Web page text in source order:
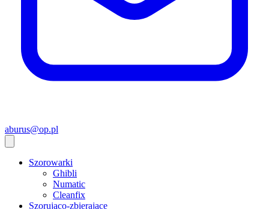
aburus@op.pl
Szorowarki
Ghibli
Numatic
Cleanfix
Szorująco-zbierające